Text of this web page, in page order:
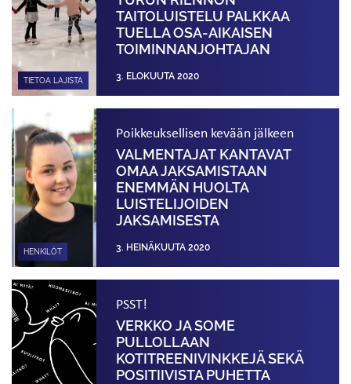
TIETOA LAJISTA
TAITOLUISTELU PALKKAA
TUELLA OSA-AIKAISEN
TOIMINNANJOHTAJAN
3. ELOKUUTA 2020
HENKILÖT
Poikkeuksellisen kevään jälkeen
VALMENTAJAT KANTAVAT
OMAA JAKSAMISTAAN
ENEMMÄN HUOLTA
LUISTELIJOIDEN
JAKSAMISESTA
3. HEINÄKUUTA 2020
PSST!
VERKKO JA SOME
PULLOLLAAN
KOTITREENIVINKKEJÄ SEKÄ
POSITIIVISTA PUHETTA